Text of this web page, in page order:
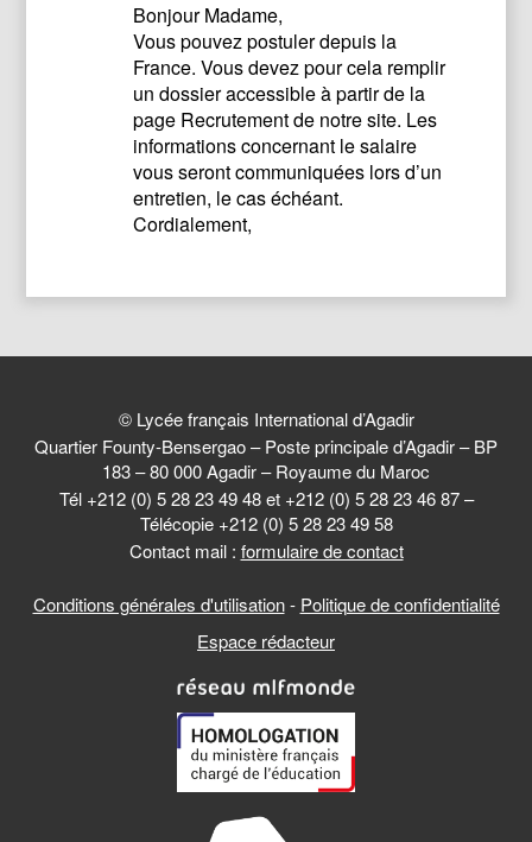
Bonjour Madame,
Vous pouvez postuler depuis la
France. Vous devez pour cela remplir
un dossier accessible à partir de la
page Recrutement de notre site. Les
informations concernant le salaire
vous seront communiquées lors d’un
entretien, le cas échéant.
Cordialement,
© Lycée français International d’Agadir
Quartier Founty-Bensergao – Poste principale d’Agadir – BP
183 – 80 000 Agadir – Royaume du Maroc
Tél +212 (0) 5 28 23 49 48 et +212 (0) 5 28 23 46 87 –
Télécopie +212 (0) 5 28 23 49 58
Contact mail : formulaire de contact
Conditions générales d'utilisation- Politique de confidentialité
Espace rédacteur